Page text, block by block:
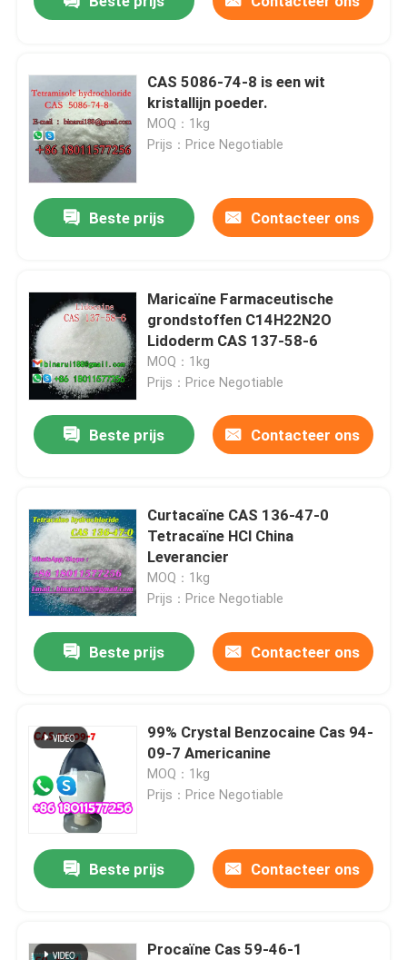
CAS 5086-74-8 is een wit
kristallijn poeder.
MOQ：1kg
Prijs：Price Negotiable
Beste prijs Contacteer ons
Maricaïne Farmaceutische
grondstoffen C14H22N2O
Lidoderm CAS 137-58-6
MOQ：1kg
Prijs：Price Negotiable
Beste prijs Contacteer ons
Curtacaïne CAS 136-47-0
Tetracaïne HCl China
Leverancier
MOQ：1kg
Prijs：Price Negotiable
Beste prijs Contacteer ons
99% Crystal Benzocaine Cas 94-
09-7 Americanine
MOQ：1kg
Prijs：Price Negotiable
Beste prijs Contacteer ons
Procaïne Cas 59-46-1